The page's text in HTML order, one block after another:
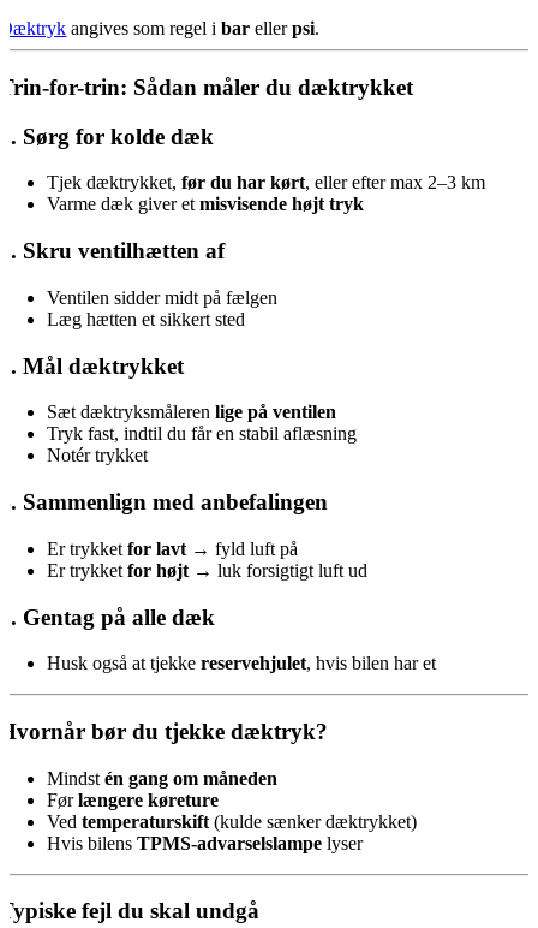
Dæktryk angives som regel ibar ellerpsi.
Trin-for-trin: Sådan måler du dæktrykket
1. Sørg for kolde dæk
Tjek dæktrykket,før du har kørt, eller efter max 2–3 km
Varme dæk giver etmisvisende højt tryk
2. Skru ventilhætten af
Ventilen sidder midt på fælgen
Læg hætten et sikkert sted
3. Mål dæktrykket
Sæt dæktryksmålerenlige på ventilen
Tryk fast, indtil du får en stabil aflæsning
Notér trykket
4. Sammenlign med anbefalingen
Er trykketfor lavt → fyld luft på
Er trykketfor højt → luk forsigtigt luft ud
5. Gentag på alle dæk
Husk også at tjekkereservehjulet, hvis bilen har et
Hvornår bør du tjekke dæktryk?
Mindstén gang om måneden
Førlængere køreture
Vedtemperaturskift (kulde sænker dæktrykket)
Hvis bilensTPMS-advarselslampe lyser
Typiske fejl du skal undgå